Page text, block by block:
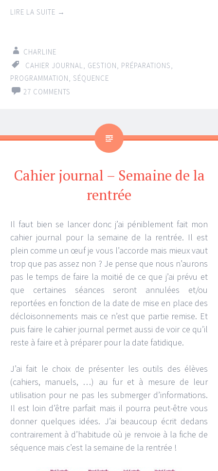
LIRE LA SUITE →
CHARLINE
CAHIER JOURNAL, GESTION, PRÉPARATIONS,
PROGRAMMATION, SÉQUENCE
27 COMMENTS
Cahier journal – Semaine de la
rentrée
Il faut bien se lancer donc j’ai péniblement fait mon
cahier journal pour la semaine de la rentrée. Il est
plein comme un œuf je vous l’accorde mais mieux vaut
trop que pas assez non ? Je pense que nous n’aurons
pas le temps de faire la moitié de ce que j’ai prévu et
que certaines séances seront annulées et/ou
reportées en fonction de la date de mise en place des
décloisonnements mais ce n’est que partie remise. Et
puis faire le cahier journal permet aussi de voir ce qu’il
reste à faire et à préparer pour la date fatidique.
J’ai fait le choix de présenter les outils des élèves
(cahiers, manuels, …) au fur et à mesure de leur
utilisation pour ne pas les submerger d’informations.
Il est loin d’être parfait mais il pourra peut-être vous
donner quelques idées. J’ai beaucoup écrit dedans
contrairement à d’habitude où je renvoie à la fiche de
séquence mais c’est la semaine de la rentrée !